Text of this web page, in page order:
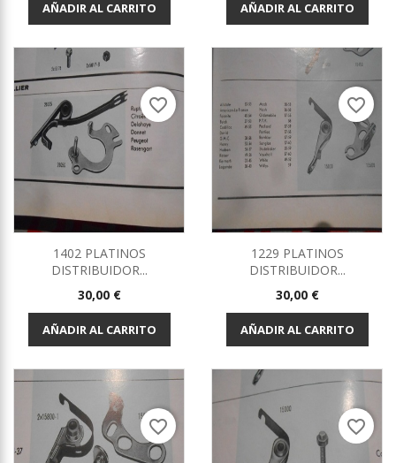
AÑADIR AL CARRITO AÑADIR AL CARRITO
1402 PLATINOS
DISTRIBUIDOR...
Precio
30,00 €
AÑADIR AL CARRITO
favorite_border
1229 PLATINOS
DISTRIBUIDOR...
Precio
30,00 €
AÑADIR AL CARRITO
favorite_border
favorite_border favorite_border